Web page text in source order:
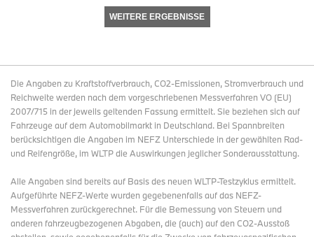
WEITERE ERGEBNISSE
Die Angaben zu Kraftstoffverbrauch, CO2-Emissionen, Stromverbrauch und
Reichweite werden nach dem vorgeschriebenen Messverfahren VO (EU)
2007/715 in der jeweils geltenden Fassung ermittelt. Sie beziehen sich auf
Fahrzeuge auf dem Automobilmarkt in Deutschland. Bei Spannbreiten
berücksichtigen die Angaben im NEFZ Unterschiede in der gewählten Rad-
und Reifengröße, im WLTP die Auswirkungen jeglicher Sonderausstattung.
Alle Angaben sind bereits auf Basis des neuen WLTP-Testzyklus ermittelt.
Aufgeführte NEFZ-Werte wurden gegebenenfalls auf das NEFZ-
Messverfahren zurückgerechnet. Für die Bemessung von Steuern und
anderen fahrzeugbezogenen Abgaben, die (auch) auf den CO2-Ausstoß